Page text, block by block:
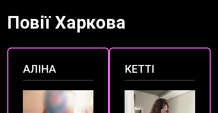
Повії Харкова
АЛІНА КЕТТІ